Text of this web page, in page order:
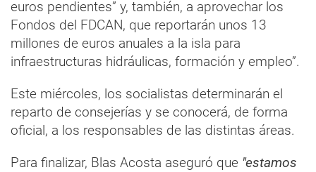
euros pendientes” y, también, a aprovechar los
Fondos del FDCAN, que reportarán unos 13
millones de euros anuales a la isla para
infraestructuras hidráulicas, formación y empleo”.
Este miércoles, los socialistas determinarán el
reparto de consejerías y se conocerá, de forma
oficial, a los responsables de las distintas áreas.
Para finalizar, Blas Acosta aseguró que "estamos